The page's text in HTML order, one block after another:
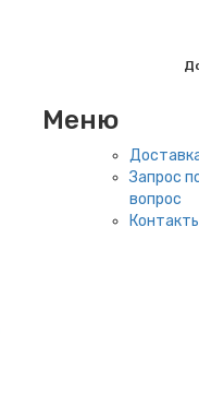
Меню
Запрос
вопрос